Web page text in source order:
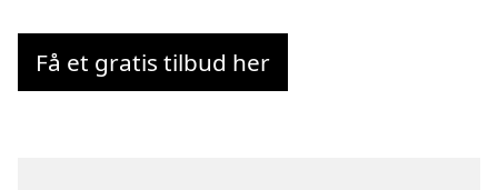
Få et gratis tilbud her